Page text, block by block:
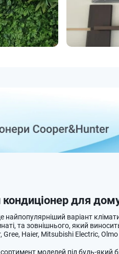
кондиціонер для
найпопулярніший варіант
та зовнішнього, який
Haier, Mitsubishi Electric, Olmo
моделей під будь-який